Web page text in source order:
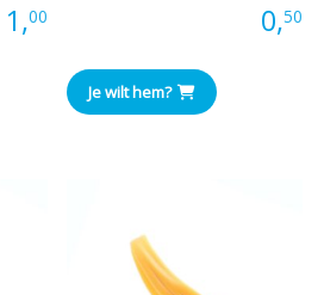
1,00 0,50
Je wilt hem?